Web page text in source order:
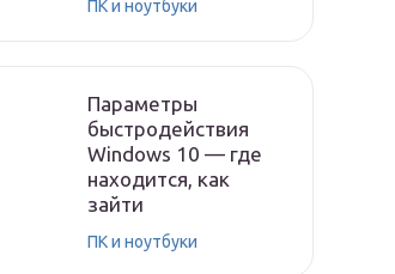
ПК и ноутбуки
Параметры
быстродействия
Windows 10 — где
находится, как
зайти
ПК и ноутбуки